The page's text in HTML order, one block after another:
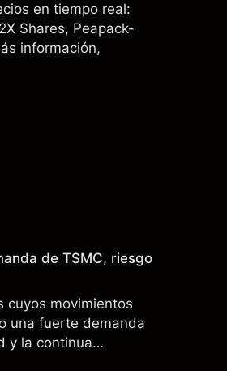
en tiempo real:
Shares, Peapack-
información,
de TSMC, riesgo
cuyos movimientos
una fuerte demanda
y la continua
de EE.UU. que